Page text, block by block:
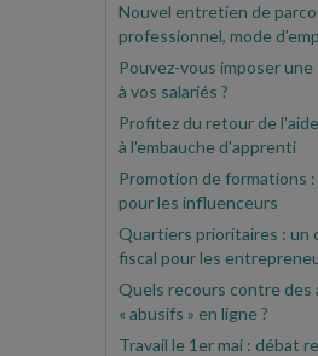
Nouvel entretien de
professionnel, mode
Pouvez-vous imposer
à vos salariés ?
Profitez du retour de
à l'embauche d'apprenti
Promotion de formations
pour les influenceurs
Quartiers prioritaires : un
fiscal pour les
Quels recours contre des
« abusifs » en ligne ?
Travail le 1er mai : débat